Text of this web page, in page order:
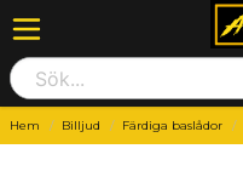
Hem Billjud Färdiga baslådor